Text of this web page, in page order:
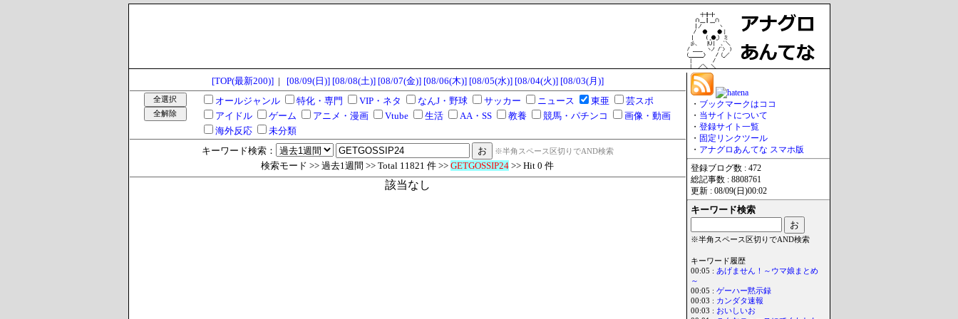
[TOP(最新200)]| [08/09(日)] [08/08(土)] [08/07(金)] [08/06(木)] [08/05(水)] [08/04(火)] [08/03(月)]
オールジャンル
特化・専門 VIP・ネタ なんJ・野球 サッカー ニュース 東亜
芸スポ
アイドル
ゲーム アニメ・漫画 Vtube 生活 AA・SS 教養 競馬・パチンコ
画像・動画
海外反応
未分類
キーワード検索：
※半角スペース区切りでAND検索
検索モード >> 過去1週間 >> Total 11821 件 >> GETGOSSIP24 >> Hit 0 件
該当なし
・ ブックマークはココ
・ 当サイトについて
・ 登録サイト一覧
・ 固定リンクツール
・ アナグロあんてな スマホ版
登録ブログ数 : 472
総記事数 : 8808761
更新 : 08/09(日)00:02
キーワード検索
※半角スペース区切りでAND検索
キーワード履歴
00:05 : あげません！～ウマ娘まとめ
～
00:05 : ゲーハー黙示録
00:03 : カンダタ速報
00:03 : おいしいお